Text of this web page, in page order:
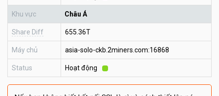
Khu vực Châu Á
Share Diff 655.36T
Máy chủ asia-solo-ckb.2miners.com:16868
Status Hoạt động